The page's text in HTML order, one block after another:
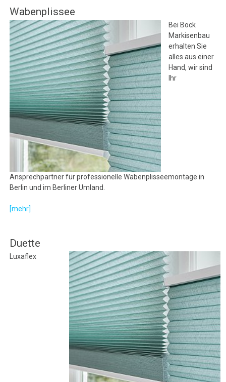
Wabenplissee
Bei Bock
Markisenbau
erhalten Sie
alles aus einer
Hand, wir sind
Ihr
Ansprechpartner für professionelle Wabenplisseemontage in
Berlin und im Berliner Umland.
[mehr]
Duette
Luxaflex